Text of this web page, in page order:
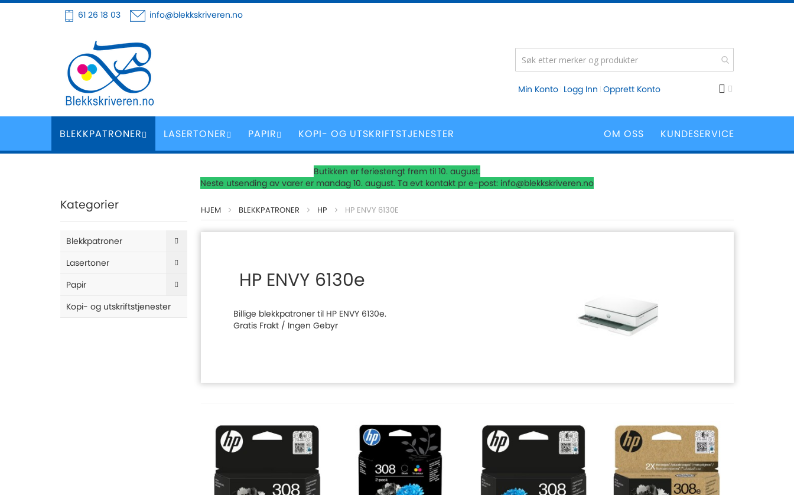
Hoppe
innhold
61 26 18 03 info@blekkskriveren.no
Min Konto Logg Inn Opprett Konto
BLEKKPATRONER LASERTONER PAPIR KOPI- OG UTSKRIFTSTJENESTER KUNDESERVICE
OM OSS
Butikken er feriestengt frem til 10. august.
Neste utsending av varer er mandag 10. august. Ta evt kontakt pr e-post: info@blekkskriveren.no
HJEM BLEKKPATRONER HP HP ENVY 6130E
HP ENVY 6130e
Billige blekkpatroner til HP ENVY 6130e.
Gratis Frakt / Ingen Gebyr
Kategorier
Blekkpatroner
Lasertoner
Papir
Kopi- og utskriftstjenester